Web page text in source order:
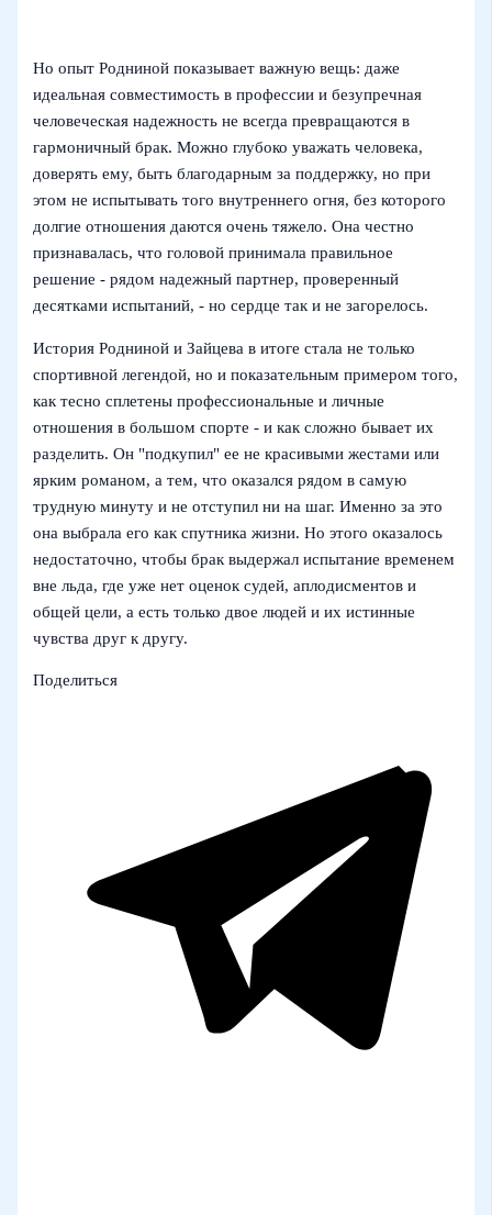
Но опыт Родниной показывает важную вещь: даже
идеальная совместимость в профессии и безупречная
человеческая надежность не всегда превращаются в
гармоничный брак. Можно глубоко уважать человека,
доверять ему, быть благодарным за поддержку, но при
этом не испытывать того внутреннего огня, без которого
долгие отношения даются очень тяжело. Она честно
признавалась, что головой принимала правильное
решение - рядом надежный партнер, проверенный
десятками испытаний, - но сердце так и не загорелось.
История Родниной и Зайцева в итоге стала не только
спортивной легендой, но и показательным примером того,
как тесно сплетены профессиональные и личные
отношения в большом спорте - и как сложно бывает их
разделить. Он "подкупил" ее не красивыми жестами или
ярким романом, а тем, что оказался рядом в самую
трудную минуту и не отступил ни на шаг. Именно за это
она выбрала его как спутника жизни. Но этого оказалось
недостаточно, чтобы брак выдержал испытание временем
вне льда, где уже нет оценок судей, аплодисментов и
общей цели, а есть только двое людей и их истинные
чувства друг к другу.
Поделиться